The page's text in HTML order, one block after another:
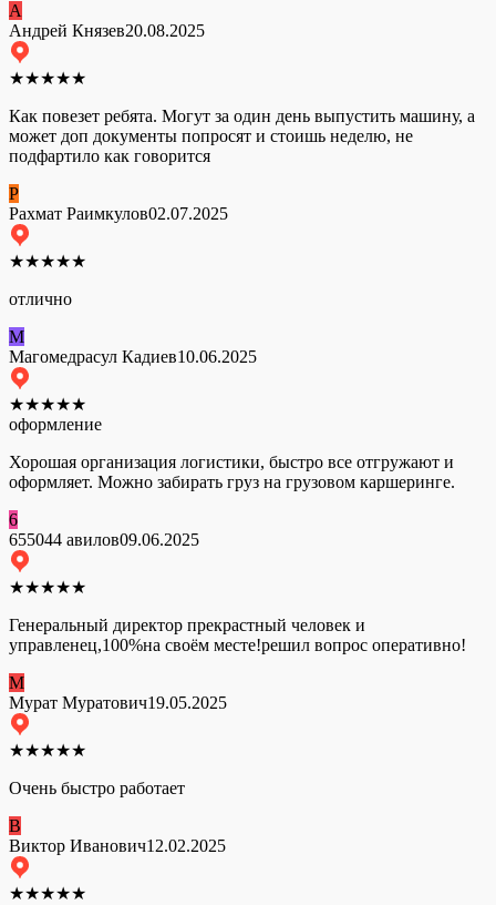
А
Андрей Князев20.08.2025
★★★★★
Как повезет ребята. Могут за один день выпустить машину, а
может доп документы попросят и стоишь неделю, не
подфартило как говорится
Р
Рахмат Раимкулов02.07.2025
★★★★★
отлично
М
Магомедрасул Кадиев10.06.2025
★★★★★
оформление
Хорошая организация логистики, быстро все отгружают и
оформляет. Можно забирать груз на грузовом каршеринге.
6
655044 авилов09.06.2025
★★★★★
Генеральный директор прекрастный человек и
управленец,100%на своём месте!решил вопрос оперативно!
М
Мурат Муратович19.05.2025
★★★★★
Очень быстро работает
В
Виктор Иванович12.02.2025
★★★★★